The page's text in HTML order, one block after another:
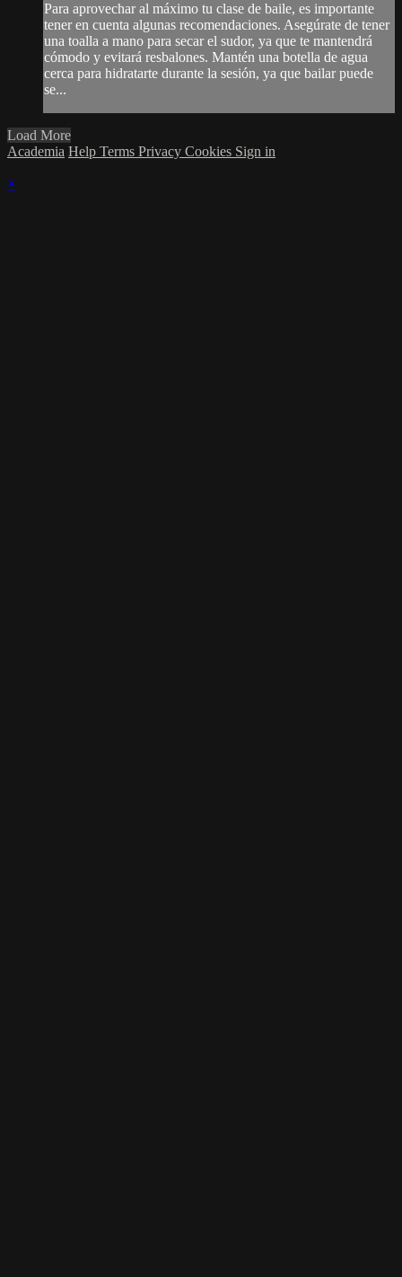
Para aprovechar al máximo tu clase de baile, es importante
tener en cuenta algunas recomendaciones. Asegúrate de tener
una toalla a mano para secar el sudor, ya que te mantendrá
cómodo y evitará resbalones. Mantén una botella de agua
cerca para hidratarte durante la sesión, ya que bailar puede
se...
Load More
Academia Help Terms Privacy Cookies Sign in
×